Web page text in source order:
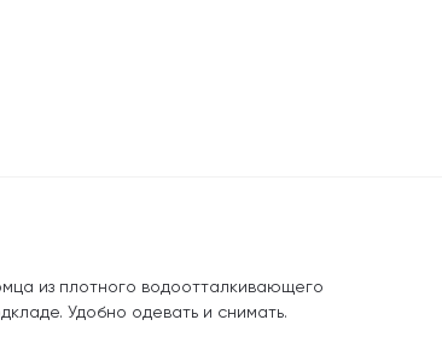
из плотного водоотталкивающего
Удобно одевать и снимать.